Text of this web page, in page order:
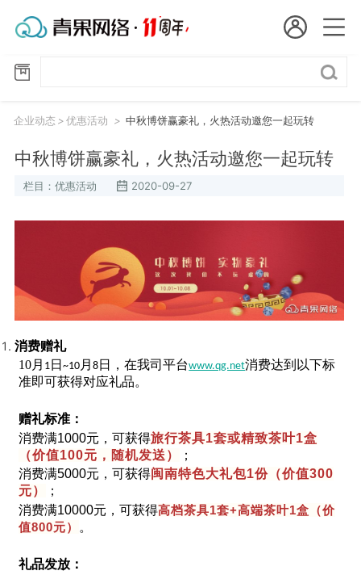
国
代
理
独享代理
长效代理
会员名：
订单管理
进入控制台
退出
企业动态 > 优惠活动 > 中秋博饼赢豪礼，火热活动邀您一起玩转
中秋博饼赢豪礼，火热活动邀您一起玩转
栏目：优惠活动 2020-09-27
消费赠礼
10月 1 日~10 月8 日，在我司平台www.qg.net消费达到以下标
准即可获得对应礼品。
赠礼标准：
消费满1000元，可获得旅行茶具1套或精致茶叶1盒
（价值100元，随机发送）
；
消费满5000元，可获得闽南特色大礼包1份（价值300
元）
；
消费满10000元，可获得高档茶具1套+高端茶叶1盒（价
值800元）
。
礼品发放：
官
方
告
惠
活
动